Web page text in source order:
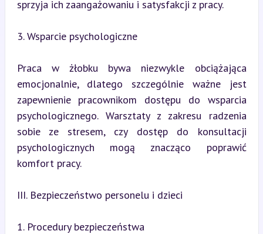
sprzyja ich zaangażowaniu i satysfakcji z pracy.
3. Wsparcie psychologiczne
Praca w żłobku bywa niezwykle obciążająca
emocjonalnie, dlatego szczególnie ważne jest
zapewnienie pracownikom dostępu do wsparcia
psychologicznego. Warsztaty z zakresu radzenia
sobie ze stresem, czy dostęp do konsultacji
psychologicznych mogą znacząco poprawić
komfort pracy.
III. Bezpieczeństwo personelu i dzieci
1. Procedury bezpieczeństwa